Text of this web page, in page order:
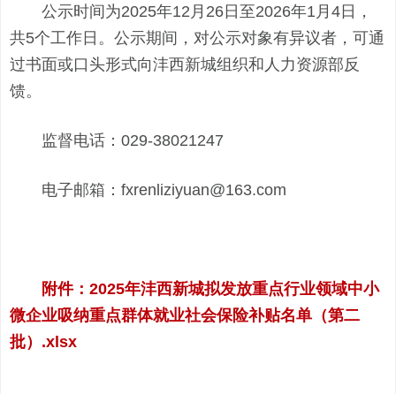
公示时间为2025年12月26日至2026年1月4日，
共5个工作日。公示期间，对公示对象有异议者，可通
过书面或口头形式向沣西新城组织和人力资源部反
馈。
监督电话：029-38021247
电子邮箱：fxrenliziyuan@163.com
附件：2025年沣西新城拟发放重点行业领域中小
微企业吸纳重点群体就业社会保险补贴名单（第二
批）.xlsx